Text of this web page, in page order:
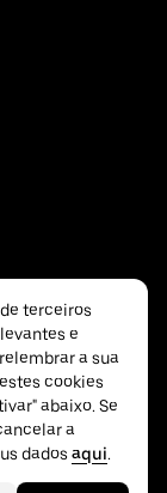
terceiros
e
a sua
cookies
abaixo. Se
a
dados aqui.